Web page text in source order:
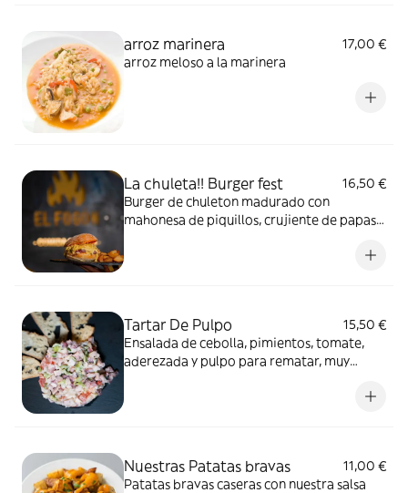
arroz marinera
17,00 €
arroz meloso a la marinera
La chuleta!! Burger fest
16,50 €
Burger de chuleton madurado con
mahonesa de piquillos, crujiente de papas y
Tartar De Pulpo
15,50 €
Ensalada de cebolla, pimientos, tomate,
aderezada y pulpo para rematar, muy
Nuestras Patatas bravas
11,00 €
Patatas bravas caseras con nuestra salsa